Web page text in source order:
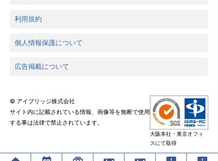
利用規約
個人情報保護について
広告掲載について
© アイブリッジ株式会社
サイト内に記載されている情報、画像等を無断で使用
する事は法律で禁止されています。
大阪本社・東京オフィ
スにて取得